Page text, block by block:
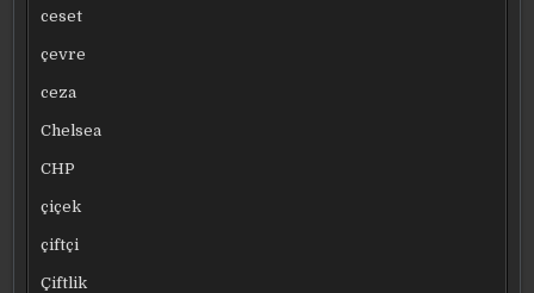
ceset
çevre
ceza
Chelsea
CHP
çiçek
çiftçi
Çiftlik